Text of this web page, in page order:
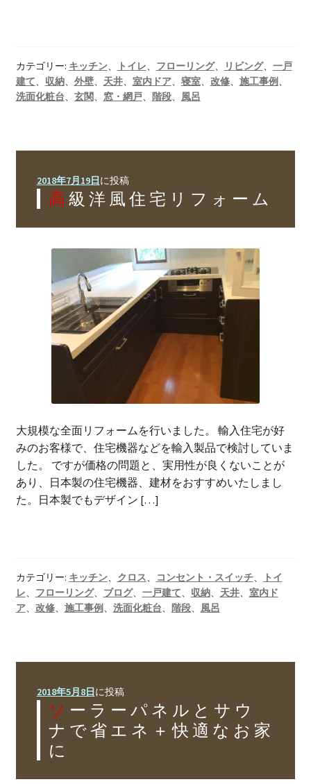
カテゴリー: キッチン、 トイレ、 フローリング、 リビング、 一戸
建て、 収納、 外壁、 天井、 室内ドア、 寝室、 改修、 施工事例、
洗面化粧台、 玄関、 窓・網戸、 階段、 風呂
2018年7月19日 に投稿
高級洋風住宅リフォーム
大規模な全面リフォームを行いました。 輸入住宅が好
みのお客様で、住宅機器などを輸入製品で検討していま
した。 ですが価格の問題と、実用性が良くないことが
あり、日本製の住宅機器、建材をおすすめいたしまし
た。日本製でもデザイン […]
カテゴリー: キッチン、 クロス、 コンセント・スイッチ、
トイ
レ、 フローリング、 ブログ、 一戸建て、 収納、 天井、 室内ド
ア、 改修、 施工事例、 洗面化粧台、 階段、 風呂
2018年5月8日 に投稿
ソーラーパネルとサウ
ナで省エネ＋快適なお家
に